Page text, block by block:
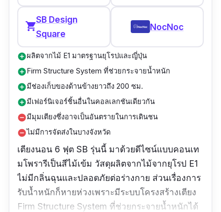
shopping_cart
SB Design
Square
NocNoc
add_circleผลิตจากไม้ E1 มาตรฐานยุโรปและญี่ปุ่น
add_circleFirm Structure System ที่ช่วยกระจายน้ำหนัก
add_circleมีช่องเก็บของด้านข้างยาวถึง 200 ซม.
add_circleมีเฟอร์นิเจอร์ชิ้นอื่นในคอลเลกชันเดียวกัน
remove_circleมีมุมเตียงซึ่งอาจเป็นอันตรายในการเดินชน
remove_circleไม่มีการจัดส่งในบางจังหวัด
เตียงนอน 6 ฟุต SB รุ่นนี้ มาด้วยดีไซน์แบบคอนเท
มโพรารีเป็นสีไม้เข้ม วัสดุผลิตจากไม้จากยุโรป E1
ไม่มีกลิ่นฉุนและปลอดภัยต่อร่างกาย ส่วนเรื่องการ
รับน้ำหนักก็หายห่วงเพราะมีระบบโครงสร้างเตียง
Firm Structure System ที่ช่วยกระจายน้ำหนักได้